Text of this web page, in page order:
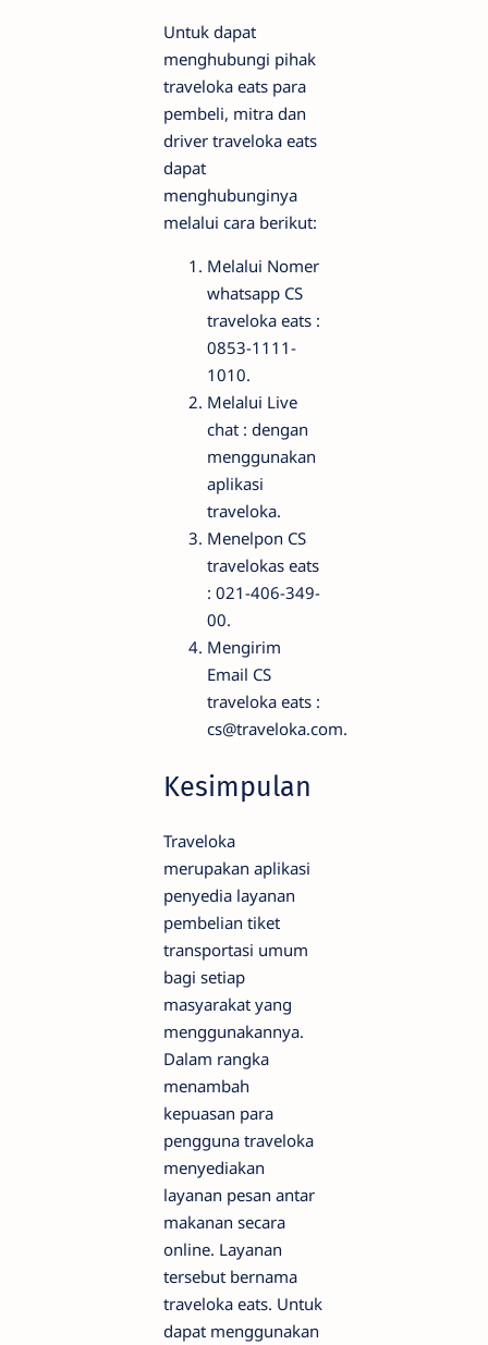
Untuk dapat
menghubungi pihak
traveloka eats para
pembeli, mitra dan
driver traveloka eats
dapat
menghubunginya
melalui cara berikut:
Melalui Nomer
whatsapp CS
traveloka eats :
0853-1111-
1010.
Melalui Live
chat : dengan
menggunakan
aplikasi
traveloka.
Menelpon CS
travelokas eats
: 021-406-349-
00.
Mengirim
Email CS
traveloka eats :
cs@traveloka.com.
Kesimpulan
Traveloka
merupakan aplikasi
penyedia layanan
pembelian tiket
transportasi umum
bagi setiap
masyarakat yang
menggunakannya.
Dalam rangka
menambah
kepuasan para
pengguna traveloka
menyediakan
layanan pesan antar
makanan secara
online. Layanan
tersebut bernama
traveloka eats. Untuk
dapat menggunakan